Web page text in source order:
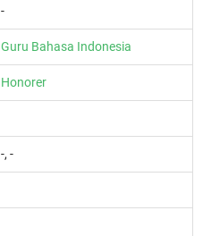
-
Guru Bahasa Indonesia
Honorer
-, -